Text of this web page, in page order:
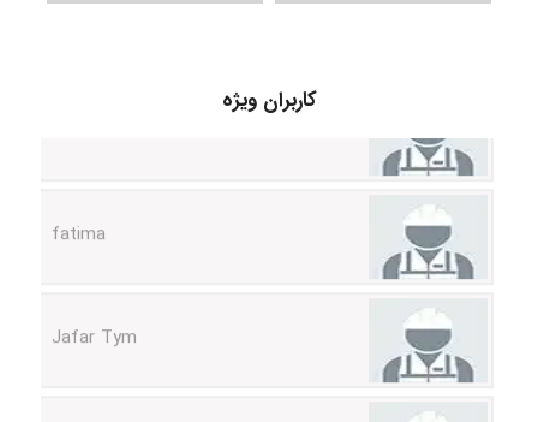
کاربران ویژه